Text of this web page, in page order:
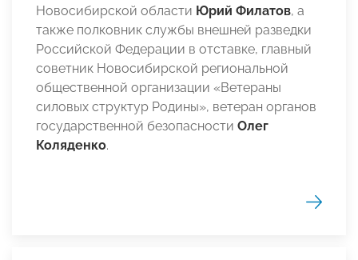
Новосибирской области Юрий Филатов, а
также полковник службы внешней разведки
Российской Федерации в отставке, главный
советник Новосибирской региональной
общественной организации «Ветераны
силовых структур Родины», ветеран органов
государственной безопасности Олег
Коляденко.